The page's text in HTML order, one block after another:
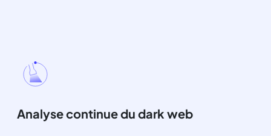
Analyse continue du dark web